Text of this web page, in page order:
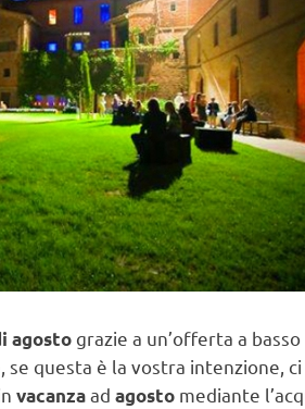
agosto grazie a un’offerta a
se questa è la vostra intenzione,
vacanzaad agosto mediante